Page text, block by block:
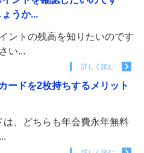
うか...
ントの残高を知りたいのです
い...
詳しく読む
ードを2枚持ちするメリット
、どちらも年会費永年無料